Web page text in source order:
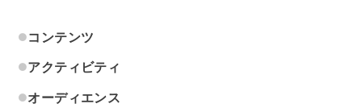
コンテンツ
アクティビティ
オーディエンス